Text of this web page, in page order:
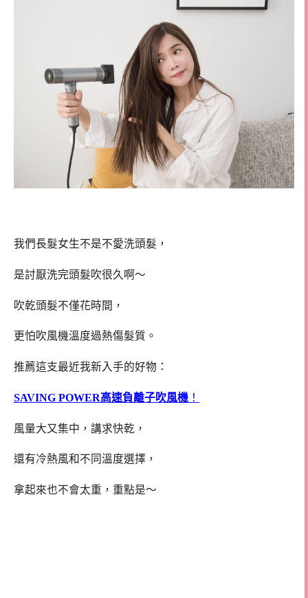
我們長髮女生不是不愛洗頭髮，
是討厭洗完頭髮吹很久啊～
吹乾頭髮不僅花時間，
更怕吹風機溫度過熱傷髮質。
推薦這支最近我新入手的好物：
SAVING POWER高速負離子吹風機 ！
風量大又集中，講求快乾，
還有冷熱風和不同溫度選擇，
拿起來也不會太重，重點是～